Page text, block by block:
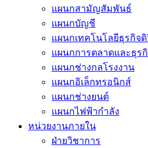
แผนกสามัญสัมพันธ์
แผนกบัญชี
แผนกเทคโนโลยีธุรกิจ
แผนกการตลาดและธุร
แผนกช่างกลโรงงาน
แผนกอิเล็กทรอนิกส์
แผนกช่างยนต์
แผนกไฟฟ้ากำลัง
หน่วยงานภายใน
ฝ่ายวิชาการ